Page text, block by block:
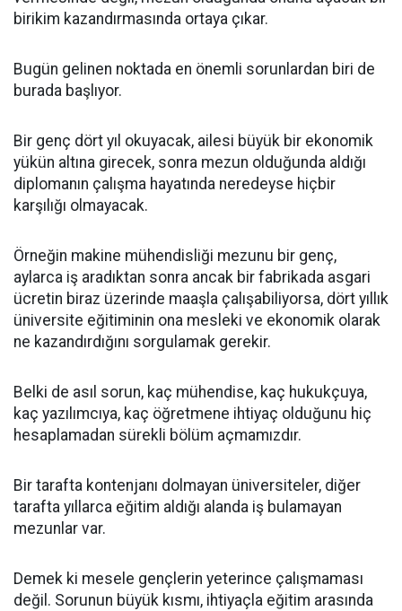
birikim kazandırmasında ortaya çıkar.
Bugün gelinen noktada en önemli sorunlardan biri de
burada başlıyor.
Bir genç dört yıl okuyacak, ailesi büyük bir ekonomik
yükün altına girecek, sonra mezun olduğunda aldığı
diplomanın çalışma hayatında neredeyse hiçbir
karşılığı olmayacak.
Örneğin makine mühendisliği mezunu bir genç,
aylarca iş aradıktan sonra ancak bir fabrikada asgari
ücretin biraz üzerinde maaşla çalışabiliyorsa, dört yıllık
üniversite eğitiminin ona mesleki ve ekonomik olarak
ne kazandırdığını sorgulamak gerekir.
Belki de asıl sorun, kaç mühendise, kaç hukukçuya,
kaç yazılımcıya, kaç öğretmene ihtiyaç olduğunu hiç
hesaplamadan sürekli bölüm açmamızdır.
Bir tarafta kontenjanı dolmayan üniversiteler, diğer
tarafta yıllarca eğitim aldığı alanda iş bulamayan
mezunlar var.
Demek ki mesele gençlerin yeterince çalışmaması
değil. Sorunun büyük kısmı, ihtiyaçla eğitim arasında